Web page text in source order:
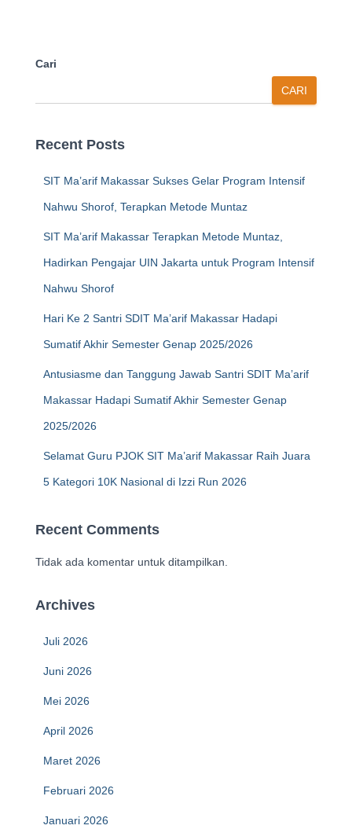
Cari
CARI
Recent Posts
SIT Ma’arif Makassar Sukses Gelar Program Intensif
Nahwu Shorof, Terapkan Metode Muntaz
SIT Ma’arif Makassar Terapkan Metode Muntaz,
Hadirkan Pengajar UIN Jakarta untuk Program Intensif
Nahwu Shorof
Hari Ke 2 Santri SDIT Ma’arif Makassar Hadapi
Sumatif Akhir Semester Genap 2025/2026
Antusiasme dan Tanggung Jawab Santri SDIT Ma’arif
Makassar Hadapi Sumatif Akhir Semester Genap
2025/2026
Selamat Guru PJOK SIT Ma’arif Makassar Raih Juara
5 Kategori 10K Nasional di Izzi Run 2026
Recent Comments
Tidak ada komentar untuk ditampilkan.
Archives
Juli 2026
Juni 2026
Mei 2026
April 2026
Maret 2026
Februari 2026
Januari 2026